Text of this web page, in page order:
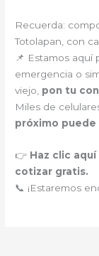
Recuerda:
Totolapan, con
📌 Estamos aquí
emergencia o
viejo, pon tu
Miles de
próximo puede
👉 Haz clic
cotizar gratis.
📞 ¡Estaremos